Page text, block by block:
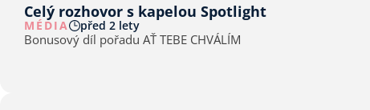
Celý rozhovor s kapelou Spotlight
MÉDIA před 2 lety
Bonusový díl pořadu AŤ TEBE CHVÁLÍM